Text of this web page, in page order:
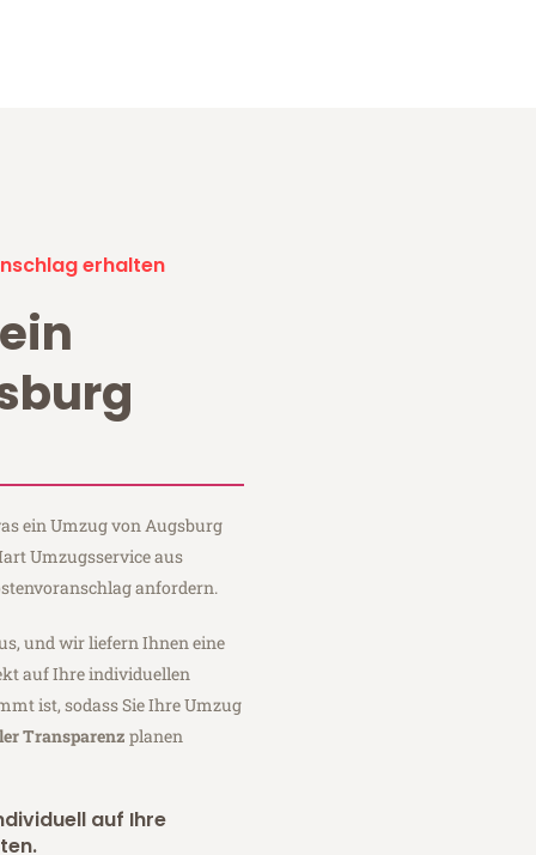
erhalten
ein Umzug von Augsburg
Umzugsservice aus
anfordern.
und wir liefern Ihnen eine
auf Ihre individuellen
ist, sodass Sie Ihre Umzug
Transparenz planen
auf Ihre